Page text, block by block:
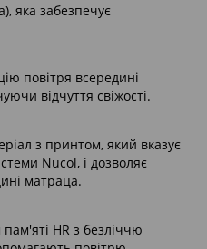
яка забезпечує
повітря всередині
відчуття свіжості.
з принтом, який вказує
Nucol, і дозволяє
матраца.
HR з безліччю